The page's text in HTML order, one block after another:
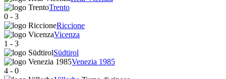
Trento
0 - 3
Riccione
Vicenza
1 - 3
Südtirol
Venezia 1985
4 - 0